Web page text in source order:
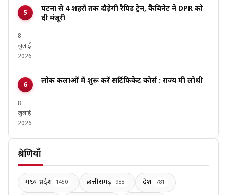
पटना से 4 शहरों तक दौड़ेगी रैपिड ट्रेन, कैबिनेट ने DPR को
दी मंजूरी
8
जुलाई
2026
लोक कलाओं में शुरू करें सर्टिफिकेट कोर्स : राज्य मंत्री लोधी
8
जुलाई
2026
श्रेणियाँ
मध्य प्रदेश 1450 छत्तीसगढ़ 988 देश 781